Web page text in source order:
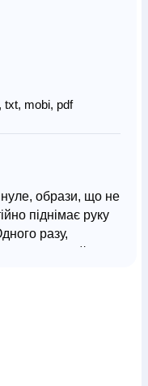
txt, mobi, pdf
образи, що не
піднімає руку
разу,
Творцем, де її